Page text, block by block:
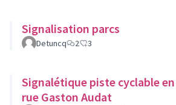
Signalisation parcs
Detuncq 2 3
Signalétique piste cyclable
rue Gaston Audat